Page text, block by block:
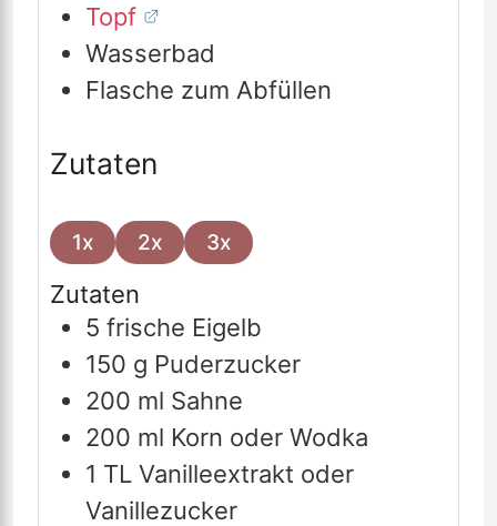
Topf
Wasserbad
Flasche zum Abfüllen
Zutaten
1x 2x 3x
Zutaten
5 frische Eigelb
150 g Puderzucker
200 ml Sahne
200 ml Korn oder Wodka
1 TL Vanilleextrakt oder
Vanillezucker